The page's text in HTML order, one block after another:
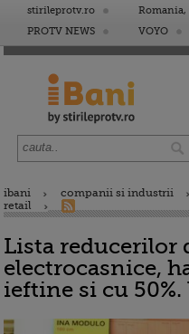
stirileprotv.ro Romania,
PROTV NEWS
VOYO
ibani
companii si industrii
retail
Lista reducerilor
electrocasnice,
ieftine si cu